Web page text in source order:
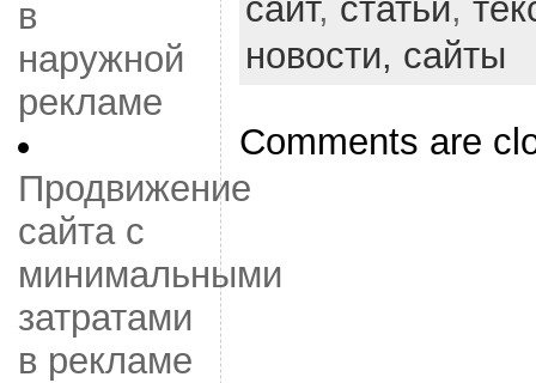
в
наружной
рекламе
Продвижение
сайта с
минимальными
затратами
в рекламе
сайт, статьи,
новости, сайты
Comments are